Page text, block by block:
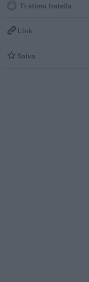
Ti stimo fratella
 Link
 Salva